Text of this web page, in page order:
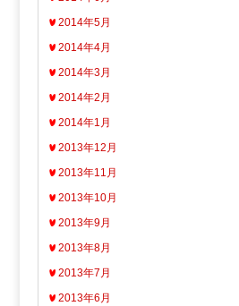
2014年5月
2014年4月
2014年3月
2014年2月
2014年1月
2013年12月
2013年11月
2013年10月
2013年9月
2013年8月
2013年7月
2013年6月